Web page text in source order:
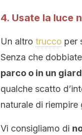
4. Usate la luce
Un altro trucco per
Senza che
parco o in un
qualche scatto
naturale di
Vi consigliamo di